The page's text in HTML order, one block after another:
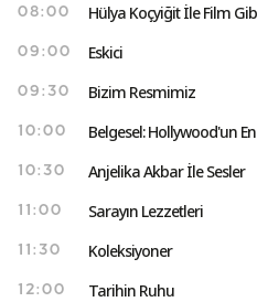
08:00 Hülya Koçyiğit İle Film
09:00 Eskici
09:30 Bizim Resmimiz
10:00 Belgesel: Hollywood'un
10:30 Anjelika Akbar İle Sesler
11:00 Sarayın Lezzetleri
11:30 Koleksiyoner
12:00 Tarihin Ruhu